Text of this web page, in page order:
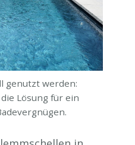
genutzt werden:
Lösung für ein